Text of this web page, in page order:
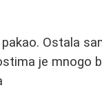
Ostala
je mnogo